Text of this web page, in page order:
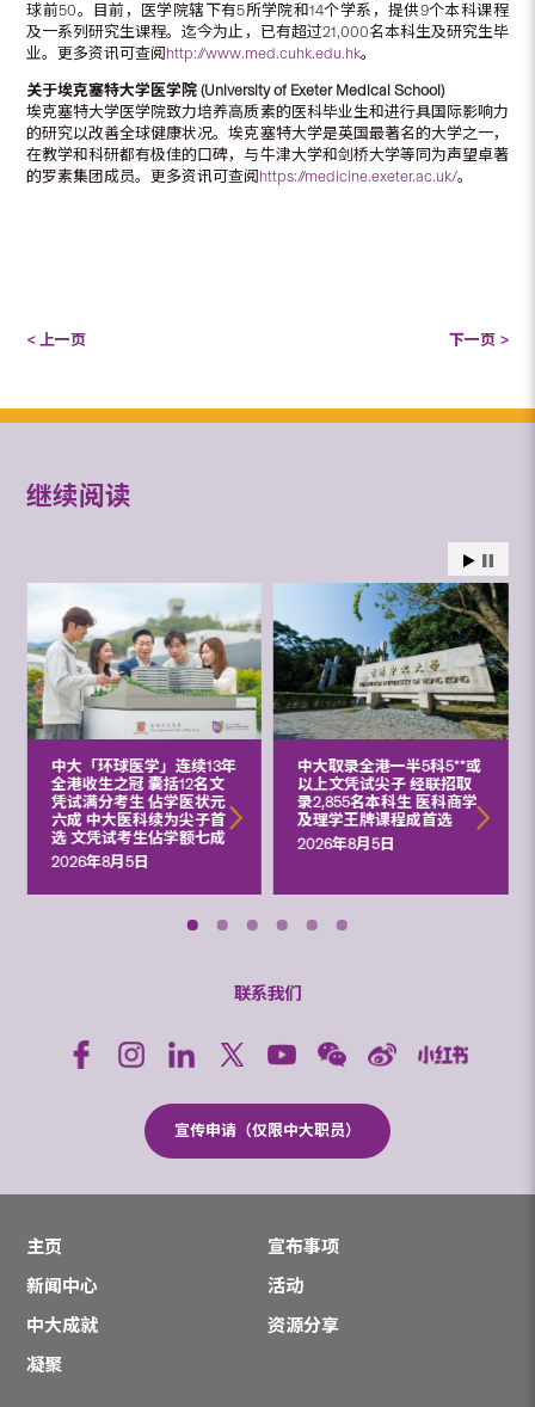
球前50。目前，医学院辖下有5所学院和14个学系，提供9个本科课程
及一系列研究生课程。迄今为止，已有超过21,000名本科生及研究生毕
业。更多资讯可查阅http://www.med.cuhk.edu.hk。
关于埃克塞特大学医学院 (University of Exeter Medical School)
埃克塞特大学医学院致力培养高质素的医科毕业生和进行具国际影响力
的研究以改善全球健康状况。埃克塞特大学是英国最著名的大学之一，
在教学和科研都有极佳的口碑，与牛津大学和剑桥大学等同为声望卓著
的罗素集团成员。更多资讯可查阅https://medicine.exeter.ac.uk/。
< 上一页 下一页 >
继续阅读
中大「环球医学」连续13年
全港收生之冠 囊括12名文
凭试满分考生 佔学医状元
六成 中大医科续为尖子首
选 文凭试考生佔学额七成
2026年8月5日
中大取录全港一半5科5**或
以上文凭试尖子 经联招取
录2,855名本科生 医科商学
及理学王牌课程成首选
2026年8月5日
联系我们
宣传申请（仅限中大职员）
主页
宣布事项
新闻中心
活动
中大成就
资源分享
凝聚